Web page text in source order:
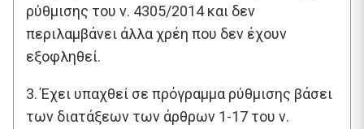
ρύθμισης του ν. 4305/2014 και δεν
περιλαμβάνει άλλα χρέη που δεν έχουν
εξοφληθεί.
3. Έχει υπαχθεί σε πρόγραμμα ρύθμισης βάσει
των διατάξεων των άρθρων 1-17 του ν.